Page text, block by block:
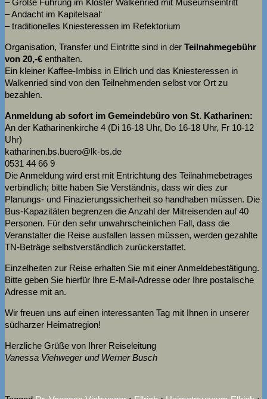
– Andacht im Kapitelsaal‘
– traditionelles Kniesteressen im Refektorium
Organisation, Transfer und Eintritte sind in der Teilnahmegebühr
von 20,-€ enthalten.
Ein kleiner Kaffee-Imbiss in Ellrich und das Kniesteressen in
Walkenried sind von den Teilnehmenden selbst vor Ort zu
bezahlen.
Anmeldung ab sofort im Gemeindebüro von St. Katharinen:
An der Katharinenkirche 4 (Di 16-18 Uhr, Do 16-18 Uhr, Fr 10-12
Uhr)
katharinen.bs.buero@lk-bs.de
0531 44 66 9
Die Anmeldung wird erst mit Entrichtung des Teilnahmebetrages
verbindlich; bitte haben Sie Verständnis, dass wir dies zur
Planungs- und Finazierungssicherheit so handhaben müssen. Die
Bus-Kapazitäten begrenzen die Anzahl der Mitreisenden auf 40
Personen. Für den sehr unwahrscheinlichen Fall, dass die
Veranstalter die Reise ausfallen lassen müssen, werden gezahlte
TN-Beträge selbstverständlich zurückerstattet.
Einzelheiten zur Reise erhalten Sie mit einer Anmeldebestätigung.
Bitte geben Sie hierfür Ihre E-Mail-Adresse oder Ihre postalische
Adresse mit an.
Wir freuen uns auf einen interessanten Tag mit Ihnen in unserer
südharzer Heimatregion!
Herzliche Grüße von Ihrer Reiseleitung
Vanessa Viehweger und Werner Busch